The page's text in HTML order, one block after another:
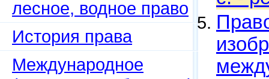
лесное, водное право
История права
Международное